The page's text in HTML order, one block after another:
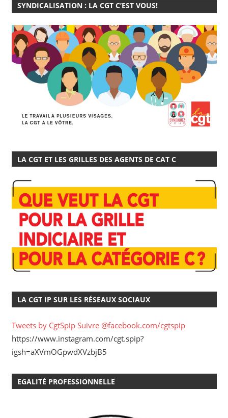
SYNDICALISATION : LA CGT C’EST VOUS!
LA CGT ET LES GRILLES DES AGENTS DE CAT C
LA CGT IP SUR LES RÉSEAUX SOCIAUX
Tweets by CgtSpip Suivre @facebook.com/cgtspip
https://www.instagram.com/cgt.spip?
igsh=aXVmOGpwdXVzbjB5
EGALITÉ PROFESSIONNELLE